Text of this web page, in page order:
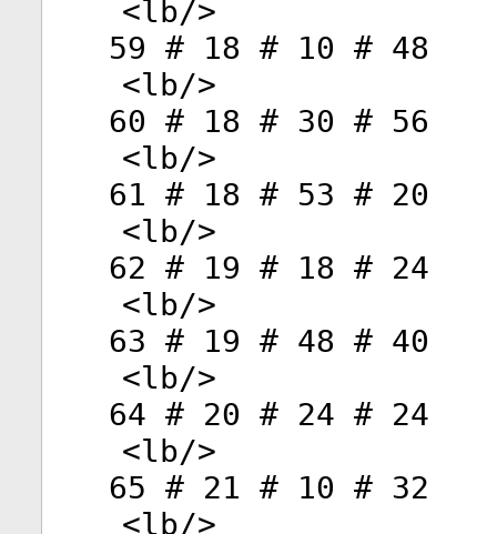
<lb/>
59 # 18 # 10 # 48
<lb/>
60 # 18 # 30 # 56
<lb/>
61 # 18 # 53 # 20
<lb/>
62 # 19 # 18 # 24
<lb/>
63 # 19 # 48 # 40
<lb/>
64 # 20 # 24 # 24
<lb/>
65 # 21 # 10 # 32
<lb/>